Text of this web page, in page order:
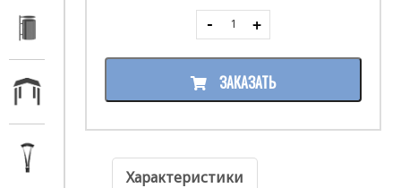
ЗАКАЗАТЬ
Характеристики